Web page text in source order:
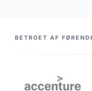
VORES PARTNERE
BETROET AF